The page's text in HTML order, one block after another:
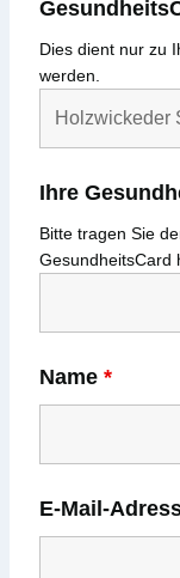
Dies dient nur zu
werden.
Ihre
Bitte tragen Sie
GesundheitsCard
Name *
E-Mail-